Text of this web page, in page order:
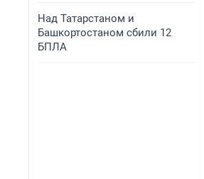
Над Татарстаном и
Башкортостаном сбили 12
БПЛА